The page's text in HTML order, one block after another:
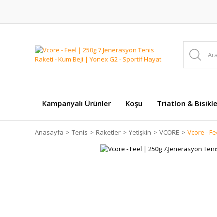
Kampanyalı Ürünler Koşu Triatlon &
Anasayfa Tenis Raketler Yetişkin VCORE Vcore -